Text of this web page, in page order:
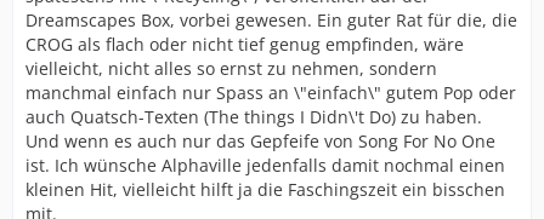
Dreamscapes Box, vorbei gewesen. Ein guter Rat für die, die
CROG als flach oder nicht tief genug empfinden, wäre
vielleicht, nicht alles so ernst zu nehmen, sondern
manchmal einfach nur Spass an \"einfach\" gutem Pop oder
auch Quatsch-Texten (The things I Didn\'t Do) zu haben.
Und wenn es auch nur das Gepfeife von Song For No One
ist. Ich wünsche Alphaville jedenfalls damit nochmal einen
kleinen Hit, vielleicht hilft ja die Faschingszeit ein bisschen
mit.